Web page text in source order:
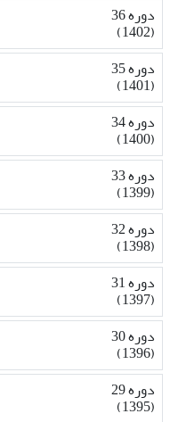
دوره 36
(1402)
دوره 35
(1401)
دوره 34
(1400)
دوره 33
(1399)
دوره 32
(1398)
دوره 31
(1397)
دوره 30
(1396)
دوره 29
(1395)